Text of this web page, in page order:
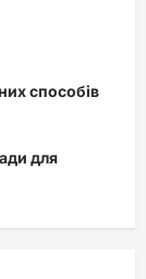
способів
для